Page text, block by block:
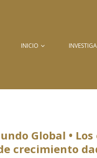
INICIO
Global •
crecimiento